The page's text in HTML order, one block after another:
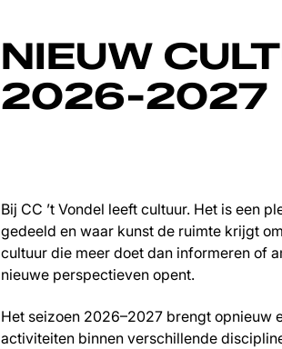
NIEUW
2026-2027
Bij CC ’t Vondel leeft cultuur. Het is een
gedeeld en waar kunst de ruimte krijgt
cultuur die meer doet dan informeren of
nieuwe perspectieven opent.
Het seizoen 2026–2027 brengt opnieuw
activiteiten binnen verschillende